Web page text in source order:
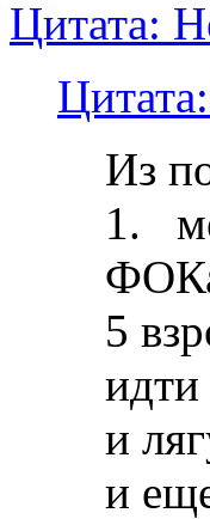
Цитата:
Из
1.
5
идти
и
и